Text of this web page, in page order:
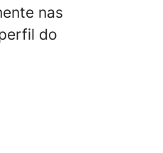
nas
do